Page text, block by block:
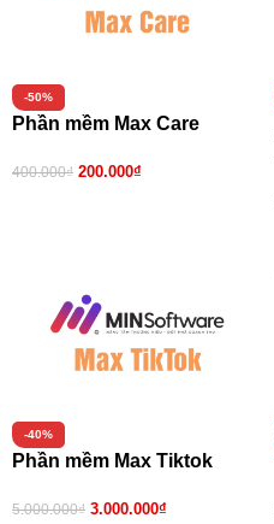
-50%
Phần mềm Max Care
400.000₫ 200.000₫
-40%
Phần mềm Max Tiktok
5.000.000₫ 3.000.000₫